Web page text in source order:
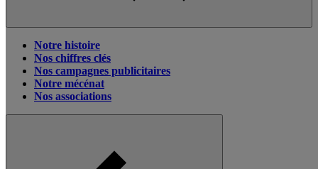
Notre histoire
Nos chiffres clés
Nos campagnes publicitaires
Notre mécénat
Nos associations